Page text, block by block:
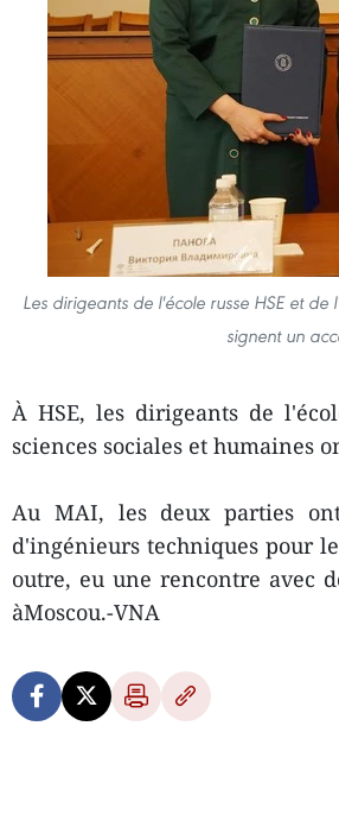
Les dirigeants de l'école russe HSE et
signent un
À HSE, les dirigeants de
sciences sociales et humaines
Au MAI, les deux parties
d'ingénieurs techniques pour
outre, eu une rencontre avec
àMoscou.-VNA